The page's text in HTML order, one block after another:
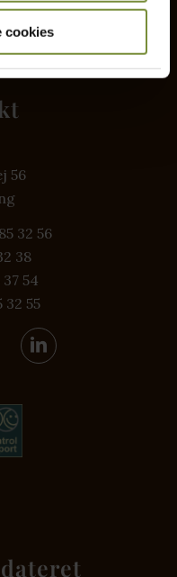
cookies
56
32 56
38
54
32 55